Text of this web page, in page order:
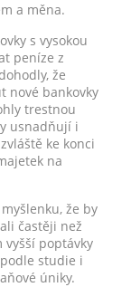
a měna.
s vysokou
peníze z
že
nové bankovky
trestnou
usnadňují i
ke konci
na
že by
častěji než
vyšší poptávky
studie i
úniky.